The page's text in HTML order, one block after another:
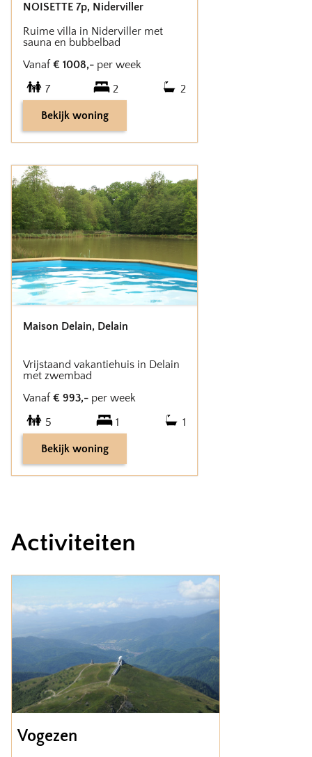
NOISETTE 7p, Niderviller
Ruime villa in Niderviller met
sauna en bubbelbad
Vanaf € 1008,- per week
7
2 2
Bekijk woning
Maison Delain, Delain
Vrijstaand vakantiehuis in Delain
met zwembad
Vanaf € 993,- per week
5
1 1
Bekijk woning
Activiteiten
Vogezen